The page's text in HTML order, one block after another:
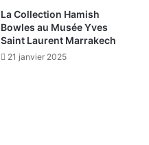
La Collection Hamish
Bowles au Musée Yves
Saint Laurent Marrakech
21 janvier 2025